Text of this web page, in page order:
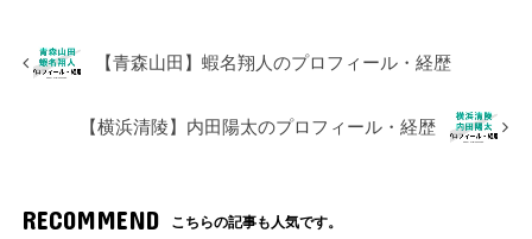
【青森山田】蝦名翔人のプロフィール・経歴
【横浜清陵】内田陽太のプロフィール・経歴
RECOMMEND こちらの記事も人気です。